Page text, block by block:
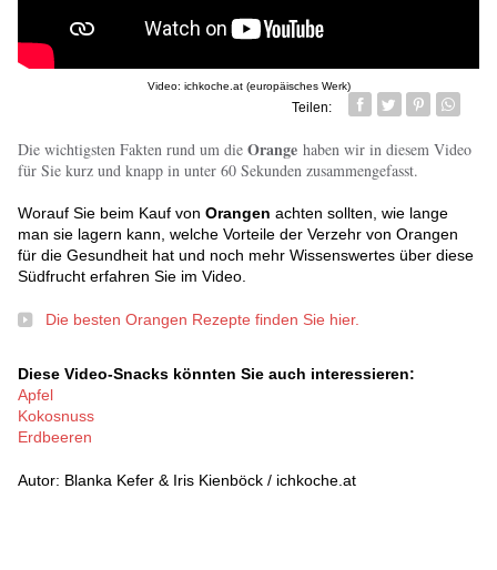
Video: ichkoche.at (europäisches Werk)
Teilen:
Facebook
TwitterPin it
Die wichtigsten Fakten rund um die Orange haben wir in diesem Video
für Sie kurz und knapp in unter 60 Sekunden zusammengefasst.
Worauf Sie beim Kauf von Orangen achten sollten, wie lange
man sie lagern kann, welche Vorteile der Verzehr von Orangen
für die Gesundheit hat und noch mehr Wissenswertes über diese
Südfrucht erfahren Sie im Video.
Die besten Orangen Rezepte finden Sie hier.
Diese Video-Snacks könnten Sie auch interessieren:
Apfel
Kokosnuss
Erdbeeren
Autor: Blanka Kefer & Iris Kienböck / ichkoche.at